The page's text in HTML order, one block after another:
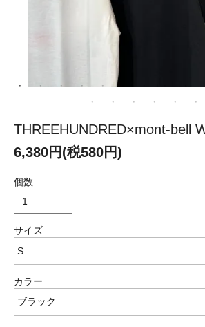
THREEHUNDRED×mont-bell
6,380円(税580円)
個数
サイズ
カラー